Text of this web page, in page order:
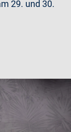
29. und 30.